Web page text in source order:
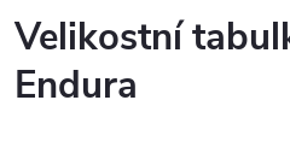
Velikostní
Endura